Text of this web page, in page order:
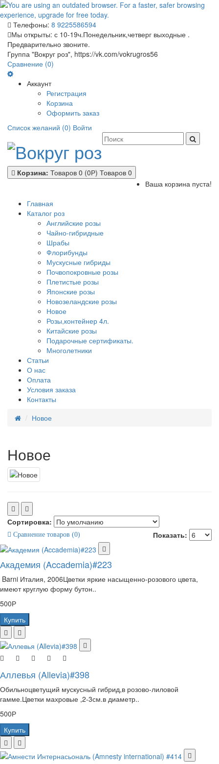
Телефоны: 8 9225586594
Мы открыты: с 10-19ч.Понедельник,четверг выходные .
Предварительно звоните.
Группа "Вокруг роз", https://vk.com/vokrugros56
Сравнение (0)
Аккаунт
Регистрация
Корзина
Оформить заказ
Список желаний (0) Войти
Корзина: Товаров 0 (0Р) Товаров 0
Ваша корзина пуста!
Главная
Каталог роз
Английские розы
Чайно-гибридные
Шрабы
Флорибунды
Мускусные гибриды
Почвопокровные розы
Плетистые розы
Японские розы
Новозеландские розы
Новое
Розы,контейнер 4л.
Китайские розы
Подарочные сертификаты.
Многолетники
Статьи
О нас
Оплата
Условия заказа
Контакты
Новое
Новое
Сортировка:
Показать:
Сравнение товаров (0)
Академия (Accademia)#223
Barni Италия, 2006Цветки яркие насыщенно-розового цвета,
имеют круглую форму бутон..
500Р
Купить
Аллевья (Allevia)#398
Обильноцветущий мускусный гибрид,в розово-лиловой
гамме.Цветки махровые ,2-3см.в диаметр..
500Р
Купить